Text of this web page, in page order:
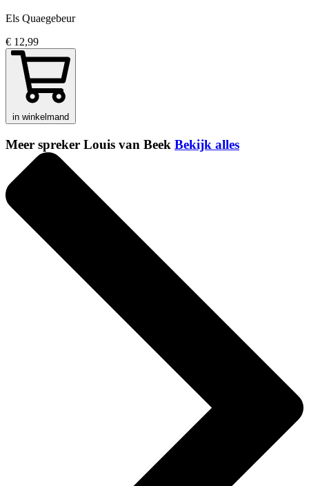
Els Quaegebeur
€ 12,99
in winkelmand
Meer spreker Louis van Beek Bekijk alles